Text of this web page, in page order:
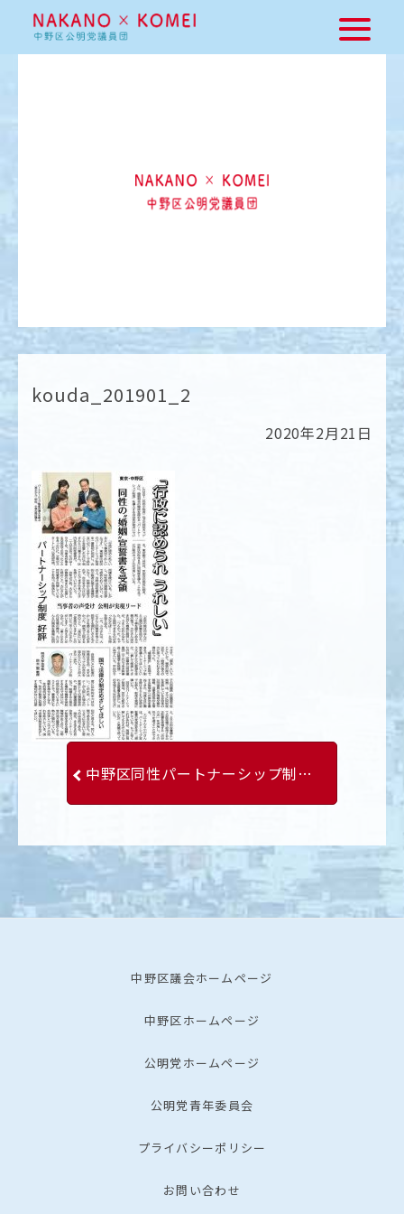
kouda_201901_2
2020年2月21日
中野区同性パートナーシップ制度導入を実現しました
中野区議会ホームページ
中野区ホームページ
公明党ホームページ
公明党青年委員会
プライバシーポリシー
お問い合わせ